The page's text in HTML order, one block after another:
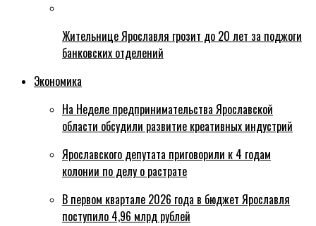
Жительнице Ярославля грозит до 20 лет за поджоги
банковских отделений
Экономика
На Неделе предпринимательства Ярославской
области обсудили развитие креативных индустрий
Ярославского депутата приговорили к 4 годам
колонии по делу о растрате
В первом квартале 2026 года в бюджет Ярославля
поступило 4,96 млрд рублей